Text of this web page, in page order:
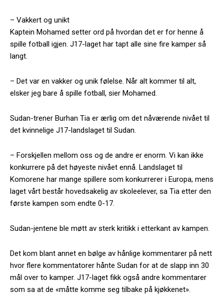
– Vakkert og unikt
Kaptein Mohamed setter ord på hvordan det er for henne å
spille fotball igjen. J17-laget har tapt alle sine fire kamper så
langt.
– Det var en vakker og unik følelse. Når alt kommer til alt,
elsker jeg bare å spille fotball, sier Mohamed.
Sudan-trener Burhan Tia er ærlig om det nåværende nivået til
det kvinnelige J17-landslaget til Sudan.
– Forskjellen mellom oss og de andre er enorm. Vi kan ikke
konkurrere på det høyeste nivået ennå. Landslaget til
Komorene har mange spillere som konkurrerer i Europa, mens
laget vårt består hovedsakelig av skoleelever, sa Tia etter den
første kampen som endte 0-17.
Sudan-jentene ble møtt av sterk kritikk i etterkant av kampen.
Det kom blant annet en bølge av hånlige kommentarer på nett
hvor flere kommentatorer hånte Sudan for at de slapp inn 30
mål over to kamper. J17-laget fikk også andre kommentarer
som sa at de «måtte komme seg tilbake på kjøkkenet».